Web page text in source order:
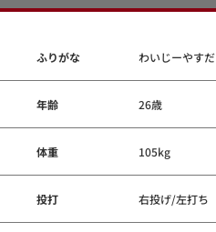
ふりがな わいじーやすだ
年齢 26歳
体重 105kg
投打 右投げ/左打ち